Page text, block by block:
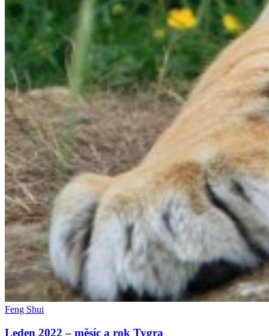
Feng Shui
Leden 2022 – měsíc a rok Tygra